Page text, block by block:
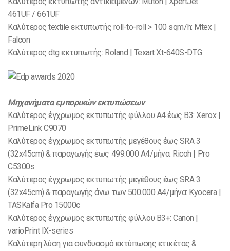
461UF / 661UF
Καλύτερος textile εκτυπωτής roll-to-roll > 100 sqm/h: Mtex |
Falcon
Καλύτερος dtg εκτυπωτής: Roland | Texart Xt-640S-DTG
Μηχανήματα εμπορικών εκτυπώσεων
Καλύτερος έγχρωμος εκτυπωτής φύλλου A4 έως B3: Xerox |
PrimeLink C9070
Καλύτερος έγχρωμος εκτυπωτής μεγέθους έως SRA 3
(32x45cm) & παραγωγής έως 499.000 A4/μήνα: Ricoh | Pro
C5300s
Καλύτερος έγχρωμος εκτυπωτής μεγέθους έως SRA 3
(32x45cm) & παραγωγής άνω των 500.000 A4/μήνα: Kyocera |
TASKalfa Pro 15000c
Καλύτερος έγχρωμος εκτυπωτής φύλλου B3+: Canon |
varioPrint IX-series
Καλύτερη λύση για συνδυασμό εκτύπωσης ετικέτας &